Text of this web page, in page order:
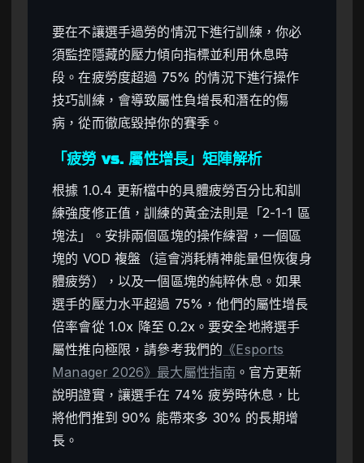
要在不讓選手過勞的情況下進行訓練，你必
須監控隱藏的壓力傾向指標並利用休息時
段。在疲勞度超過 75% 的情況下進行操作
技巧訓練，會導致屬性負增長和潛在的傷
病，從而徹底毀掉你的賽季。
「疲勞 vs. 屬性增長」矩陣解析
根據 1.0.4 更新檔中的具體疲勞百分比和訓
練強度修正值，訓練的黃金法則是「2-1-1 區
塊法」。安排兩個區塊的操作練習，一個區
塊的 VOD 複盤（這會消耗精神能量但恢復身
體疲勞），以及一個區塊的純粹休息。如果
選手的壓力水平超過 75%，他們的屬性增長
倍率會從 1.0x 降至 0.2x。要安全地將選手
屬性推向極限，請參考我們的 《Esports
Manager 2026》最大屬性指南 。官方更新
說明證實，讓選手在 74% 疲勞時休息，比
將他們推到 90% 能帶來多 30% 的長期增
長。